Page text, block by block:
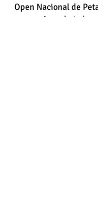
Open Nacional de
con equipos de toda